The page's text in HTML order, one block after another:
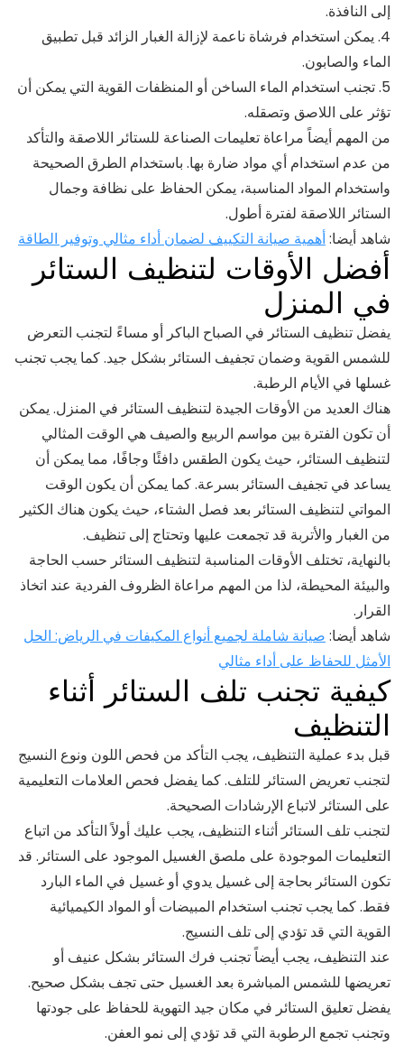
إلى النافذة.
4. يمكن استخدام فرشاة ناعمة لإزالة الغبار الزائد قبل تطبيق
الماء والصابون.
5. تجنب استخدام الماء الساخن أو المنظفات القوية التي يمكن أن
تؤثر على اللاصق وتصقله.
من المهم أيضاً مراعاة تعليمات الصناعة للستائر اللاصقة والتأكد
من عدم استخدام أي مواد ضارة بها. باستخدام الطرق الصحيحة
واستخدام المواد المناسبة، يمكن الحفاظ على نظافة وجمال
الستائر اللاصقة لفترة أطول.
شاهد أيضا:أهمية صيانة التكييف لضمان أداء مثالي وتوفير الطاقة
أفضل الأوقات لتنظيف الستائر
في المنزل
يفضل تنظيف الستائر في الصباح الباكر أو مساءً لتجنب التعرض
للشمس القوية وضمان تجفيف الستائر بشكل جيد. كما يجب تجنب
غسلها في الأيام الرطبة.
هناك العديد من الأوقات الجيدة لتنظيف الستائر في المنزل. يمكن
أن تكون الفترة بين مواسم الربيع والصيف هي الوقت المثالي
لتنظيف الستائر، حيث يكون الطقس دافئًا وجافًا، مما يمكن أن
يساعد في تجفيف الستائر بسرعة. كما يمكن أن يكون الوقت
المواتي لتنظيف الستائر بعد فصل الشتاء، حيث يكون هناك الكثير
من الغبار والأتربة قد تجمعت عليها وتحتاج إلى تنظيف.
بالنهاية، تختلف الأوقات المناسبة لتنظيف الستائر حسب الحاجة
والبيئة المحيطة، لذا من المهم مراعاة الظروف الفردية عند اتخاذ
القرار.
شاهد أيضا: صيانة شاملة لجميع أنواع المكيفات في الرياض: الحل
الأمثل للحفاظ على أداء مثالي
كيفية تجنب تلف الستائر أثناء
التنظيف
قبل بدء عملية التنظيف، يجب التأكد من فحص اللون ونوع النسيج
لتجنب تعريض الستائر للتلف. كما يفضل فحص العلامات التعليمية
على الستائر لاتباع الإرشادات الصحيحة.
لتجنب تلف الستائر أثناء التنظيف، يجب عليك أولاً التأكد من اتباع
التعليمات الموجودة على ملصق الغسيل الموجود على الستائر. قد
تكون الستائر بحاجة إلى غسيل يدوي أو غسيل في الماء البارد
فقط. كما يجب تجنب استخدام المبيضات أو المواد الكيميائية
القوية التي قد تؤدي إلى تلف النسيج.
عند التنظيف، يجب أيضاً تجنب فرك الستائر بشكل عنيف أو
تعريضها للشمس المباشرة بعد الغسيل حتى تجف بشكل صحيح.
يفضل تعليق الستائر في مكان جيد التهوية للحفاظ على جودتها
وتجنب تجمع الرطوبة التي قد تؤدي إلى نمو العفن.